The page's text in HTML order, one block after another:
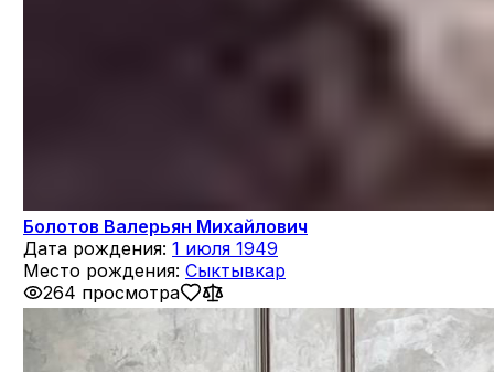
Болотов Валерьян Михайлович
Дата рождения: 1 июля 1949
Место рождения: Сыктывкар
264 просмотра